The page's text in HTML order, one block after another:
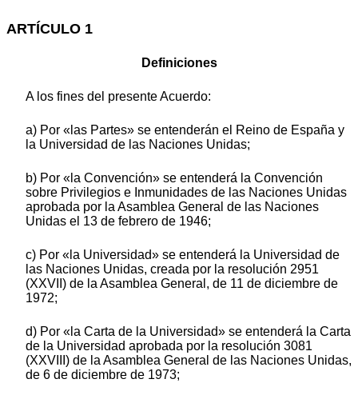
ARTÍCULO 1
Definiciones
A los fines del presente Acuerdo:
a) Por «las Partes» se entenderán el Reino de España y
la Universidad de las Naciones Unidas;
b) Por «la Convención» se entenderá la Convención
sobre Privilegios e Inmunidades de las Naciones Unidas
aprobada por la Asamblea General de las Naciones
Unidas el 13 de febrero de 1946;
c) Por «la Universidad» se entenderá la Universidad de
las Naciones Unidas, creada por la resolución 2951
(XXVII) de la Asamblea General, de 11 de diciembre de
1972;
d) Por «la Carta de la Universidad» se entenderá la Carta
de la Universidad aprobada por la resolución 3081
(XXVIII) de la Asamblea General de las Naciones Unidas,
de 6 de diciembre de 1973;